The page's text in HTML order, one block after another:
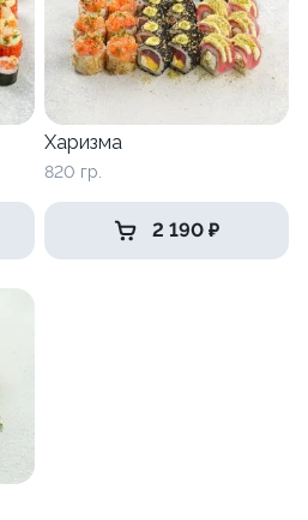
Харизма
820 гр.
2 190 ₽